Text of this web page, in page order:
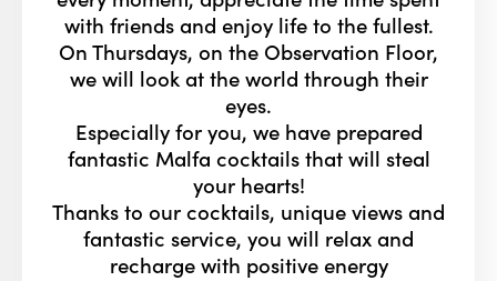
with friends and enjoy life to the fullest.
On Thursdays, on the Observation Floor,
we will look at the world through their
eyes.
Especially for you, we have prepared
fantastic Malfa cocktails that will steal
your hearts!
Thanks to our cocktails, unique views and
fantastic service, you will relax and
recharge with positive energy